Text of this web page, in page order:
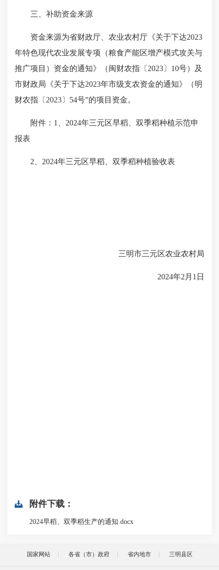
三、补助资金来源
资金来源为省财政厅、农业农村厅《关于下达2023
年特色现代农业发展专项（粮食产能区增产模式攻关与
推广项目）资金的通知》（闽财农指〔2023〕10号）及
市财政局《关于下达2023年市级支农资金的通知》（明
财农指〔2023〕54号”的项目资金。
附件：1、2024年三元区早稻、双季稻种植示范申
报表
2、2024年三元区早稻、双季稻种植验收表
三明市三元区农业农村局
2024年2月1日
附件下载：
2024早稻、双季稻生产的通知.docx
国家网站 各省（市）政府 省内地市 三明县区